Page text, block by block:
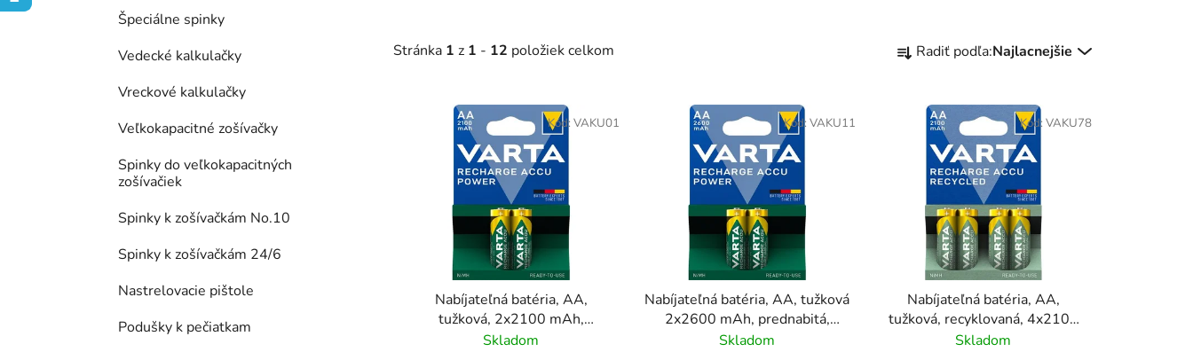
Špeciálne spinky
Vedecké kalkulačky
Vreckové kalkulačky
Veľkokapacitné zošívačky
Spinky do veľkokapacitných
zošívačiek
Spinky k zošívačkám No.10
Spinky k zošívačkám 24/6
Nastrelovacie pištole
Podušky k pečiatkam
Stránka 1 z 1 - 12 položiek celkom
a
k
Radiť podľa:Najlacnejšie
Nabíjateľná batéria, AA,
tužková, 2x2100 mAh,
prednabitá, VARTA "Power"
Skladom
Kód: VAKU01
Nabíjateľná batéria, AA, tužková
2x2600 mAh, prednabitá,
VARTA "Power"
Skladom
Kód: VAKU11
Nabíjateľná batéria, AA,
tužková, recyklovaná, 4x2100
mAh, VARTA
Skladom
Kód: VAKU78